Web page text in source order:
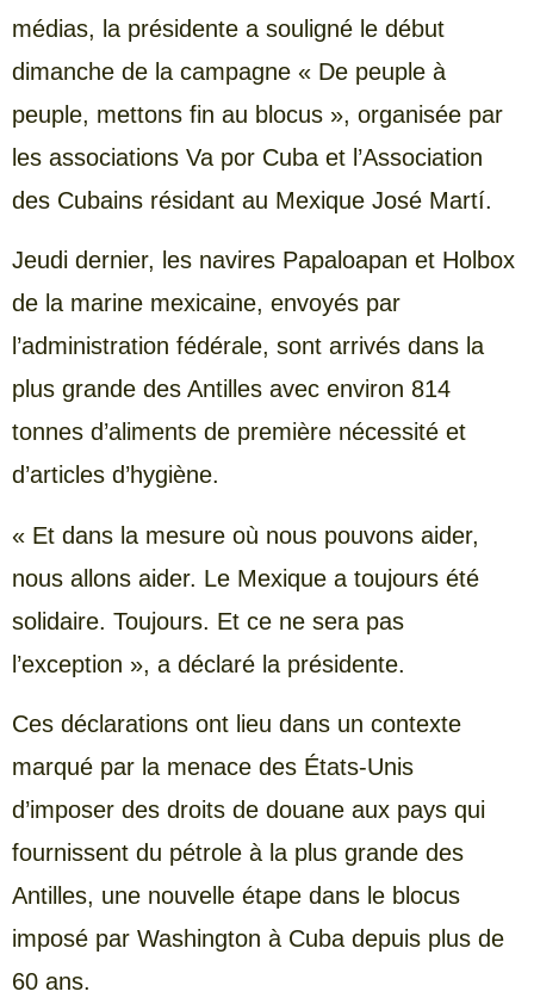
médias, la présidente a souligné le début
dimanche de la campagne « De peuple à
peuple, mettons fin au blocus », organisée par
les associations Va por Cuba et l’Association
des Cubains résidant au Mexique José Martí.
Jeudi dernier, les navires Papaloapan et Holbox
de la marine mexicaine, envoyés par
l’administration fédérale, sont arrivés dans la
plus grande des Antilles avec environ 814
tonnes d’aliments de première nécessité et
d’articles d’hygiène.
« Et dans la mesure où nous pouvons aider,
nous allons aider. Le Mexique a toujours été
solidaire. Toujours. Et ce ne sera pas
l’exception », a déclaré la présidente.
Ces déclarations ont lieu dans un contexte
marqué par la menace des États-Unis
d’imposer des droits de douane aux pays qui
fournissent du pétrole à la plus grande des
Antilles, une nouvelle étape dans le blocus
imposé par Washington à Cuba depuis plus de
60 ans.